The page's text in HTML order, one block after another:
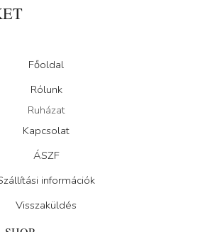
Főoldal
Rólunk
Ruházat
Kapcsolat
ÁSZF
információk
Visszaküldés